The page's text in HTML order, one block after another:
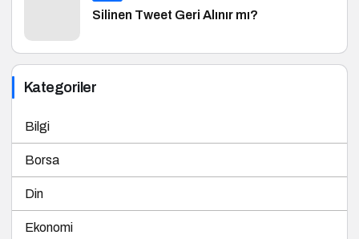
Silinen Tweet Geri Alınır mı?
Kategoriler
Bilgi
Borsa
Din
Ekonomi